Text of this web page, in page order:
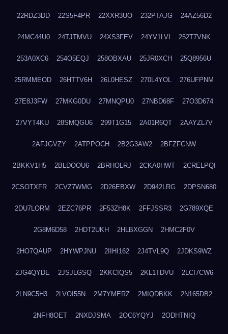
22RDZ3DD 22S5F4PR 22XXR3UO 232PTAJG 24AZ56D2
24MC44U0 24TJTMVU 24XS3FEV 24YV1LVI 252T7VNK
253A0XC6 254O5EQJ 258OBXAU 25JR0XCH 25Q8956U
25RMMEOD 26HTTV6H 26L0HESZ 270L4YOL 276UFPNM
27E8J3FW 27MKG0DU 27MNQPU0 27NBD68F 27O3D674
27VYT4KU 28SMQGU6 299T1G15 2A01R6QT 2AAYZL7V
2AFJGVZY 2ATPPOCH 2B2G3AW2 2BFZFCNW
2BKKV1H5 2BLDOOU6 2BRHOLRJ 2CKA0HWT 2CRELPQI
2CSOTXFR 2CVZ7WMG 2D26EBXW 2D942LRG 2DPSN680
2DU7LORM 2EZC76PR 2F53ZH8K 2FFJSSR3 2G789XQE
2G8M6D58 2HDT2UKH 2HLBXGGN 2HMC2F0V
2HO7QAUP 2HYWPJNU 2IIHI162 2J4TVL9Q 2JDKS9WZ
2JG4QYDE 2JSJLGSQ 2KKCIQS5 2KL1TDVU 2LCI7CW6
2LN9C5H3 2LVOI55N 2M7YMERZ 2MIQDBKK 2N165DB2
2NFH8OET 2NXDJSMA 2OC6YQYJ 2ODHTNIQ